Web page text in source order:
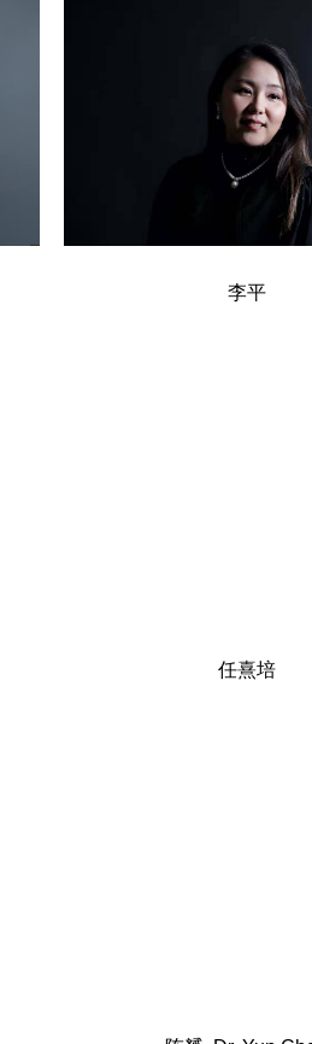
李平
任熹培